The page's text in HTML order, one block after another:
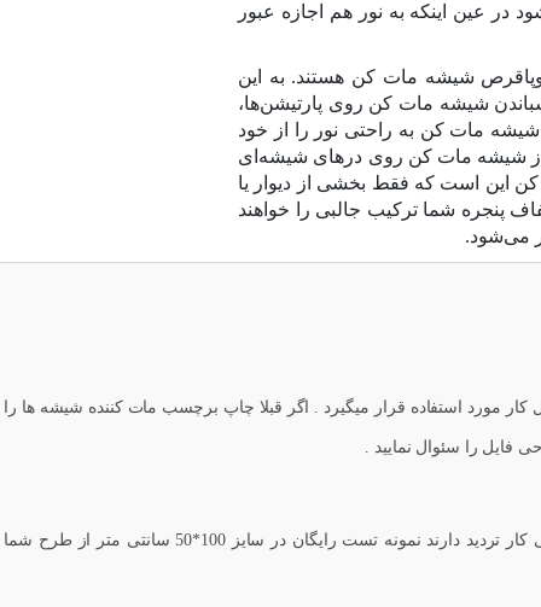
در عین اینکه به نور هم اجازه عبور
شیشه مات کن هستند. به این
شیشه مات کن روی پارتیشن‌ها،
مات کن به راحتی نور را از خود
از شیشه مات کن روی درهای شیشه‌ای
این است که فقط بخشی از دیوار یا
پنجره شما ترکیب جالبی را خواهند
می‌شود.
استفاده قرار میگیرد . اگر قبلا چاپ برچسب مات کننده شیشه ها را
فایل را سئوال نمایید .
جهت سهولت در تصمیم گیری ادارات و شرکت ها که متراژ بالا دارند اما در نوع خروجی کار تردید دارند نمونه تست رایگان در سایز